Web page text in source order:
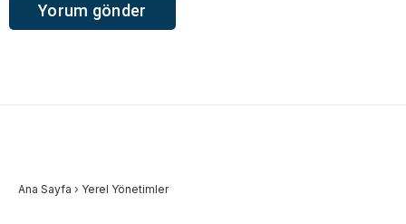
Ana Sayfa › Yerel Yönetimler